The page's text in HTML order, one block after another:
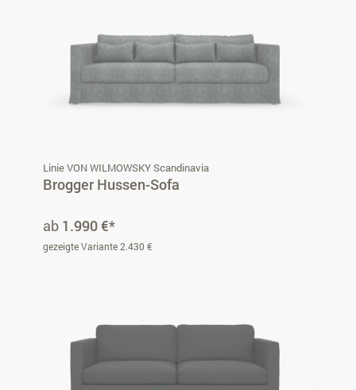
Linie VON WILMOWSKY Scandinavia
Brogger Hussen-Sofa
ab 1.990 €*
gezeigte Variante 2.430 €